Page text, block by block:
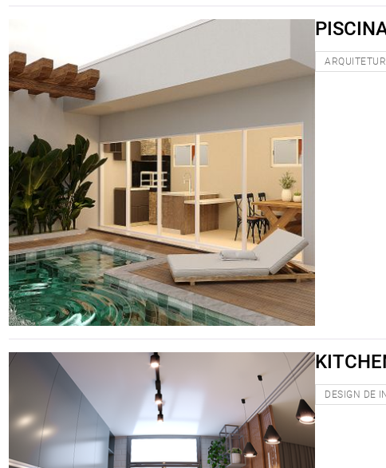
DESIGN DE